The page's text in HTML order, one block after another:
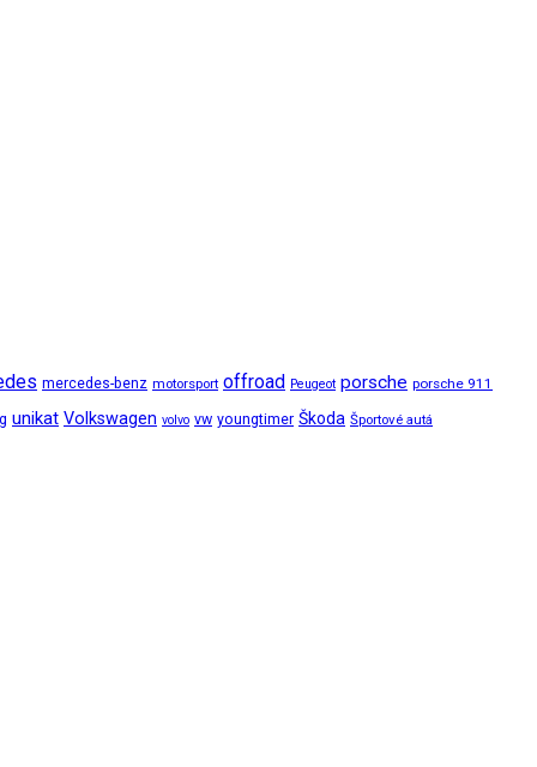
mercedes-benz motorsport offroad Peugeot porsche porsche 911
unikat Volkswagen volvo vw youngtimer Škoda Športové autá